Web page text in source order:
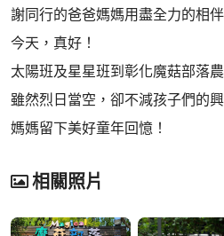
謝同行的爸爸媽媽用盡全力的相伴
今天，真好！
太陽班及星星班到彰化魔菇部落
雖然烈日當空，卻不減孩子們的
媽媽留下美好童年回憶！
相關照片